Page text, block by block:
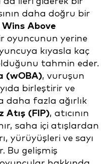
daha doğru bir
Wins Above
oyuncunun yerine
kıyasla kaç
tahmin eder.
(wOBA), vuruşun
birleştirir ve
daha fazla ağırlık
Atış (FIP), atıcının
saha içi atışlardan
yürüyüşleri ve sayı
Bu gelişmiş